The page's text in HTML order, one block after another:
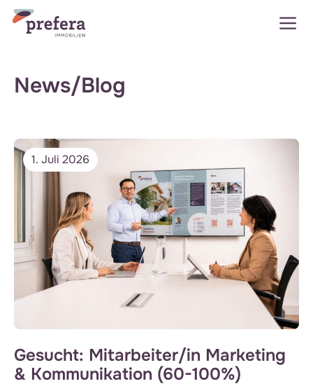
Zum
Inhalt
springen
News/Blog
1. Juli 2026
Gesucht: Mitarbeiter/in Marketing
& Kommunikation (60-100%)